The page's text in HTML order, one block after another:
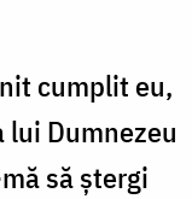
cumplit eu,
Dumnezeu
să ştergi